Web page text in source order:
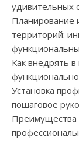
удивительных
Планирование
территорий:
Как внедрять
Установка
пошаговое
Преимущества